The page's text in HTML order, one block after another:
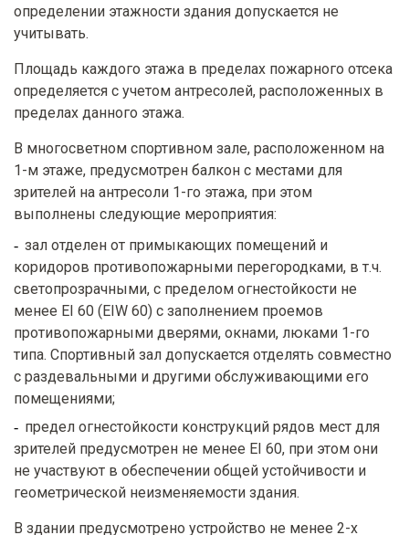
определении этажности здания допускается не
учитывать.
Площадь каждого этажа в пределах пожарного отсека
определяется с учетом антресолей, расположенных в
пределах данного этажа.
В многосветном спортивном зале, расположенном на
1-м этаже, предусмотрен балкон с местами для
зрителей на антресоли 1-го этажа, при этом
выполнены следующие мероприятия:
зал отделен от примыкающих помещений и
коридоров противопожарными перегородками, в т.ч.
светопрозрачными, с пределом огнестойкости не
менее EI 60 (EIW 60) с заполнением проемов
противопожарными дверями, окнами, люками 1-го
типа. Спортивный зал допускается отделять совместно
с раздевальными и другими обслуживающими его
помещениями;
предел огнестойкости конструкций рядов мест для
зрителей предусмотрен не менее EI 60, при этом они
не участвуют в обеспечении общей устойчивости и
геометрической неизменяемости здания.
В здании предусмотрено устройство не менее 2-х